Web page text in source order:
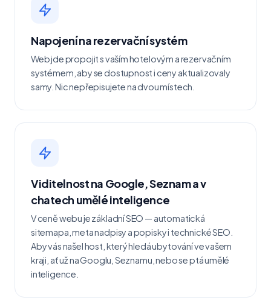
Napojení na rezervační systém
Web jde propojit s vaším hotelovým a rezervačním
systémem, aby se dostupnost i ceny aktualizovaly
samy. Nic nepřepisujete na dvou místech.
Viditelnost na Google, Seznam a v
chatech umělé inteligence
V ceně webu je základní SEO — automatická
sitemapa, meta nadpisy a popisky i technické SEO.
Aby vás našel host, který hledá ubytování ve vašem
kraji, ať už na Googlu, Seznamu, nebo se ptá umělé
inteligence.